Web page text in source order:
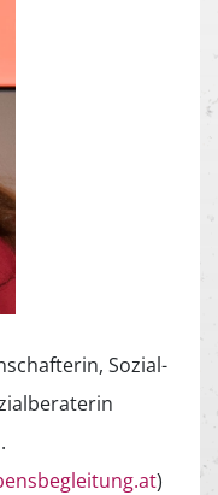
Sozial-
)